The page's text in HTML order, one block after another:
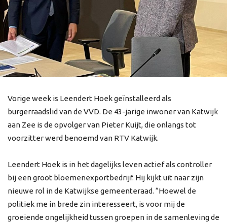
Vorige week is Leendert Hoek geïnstalleerd als
burgerraadslid van de VVD. De 43-jarige inwoner van Katwijk
aan Zee is de opvolger van Pieter Kuijt, die onlangs tot
voorzitter werd benoemd van RTV Katwijk.
Leendert Hoek is in het dagelijks leven actief als controller
bij een groot bloemenexportbedrijf. Hij kijkt uit naar zijn
nieuwe rol in de Katwijkse gemeenteraad. “Hoewel de
politiek me in brede zin interesseert, is voor mij de
groeiende ongelijkheid tussen groepen in de samenleving de